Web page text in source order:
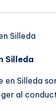
Silleda
en Silleda
al